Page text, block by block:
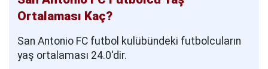
Ortalaması Kaç?
San Antonio FC futbol kulübündeki futbolcuların
yaş ortalaması 24.0'dir.